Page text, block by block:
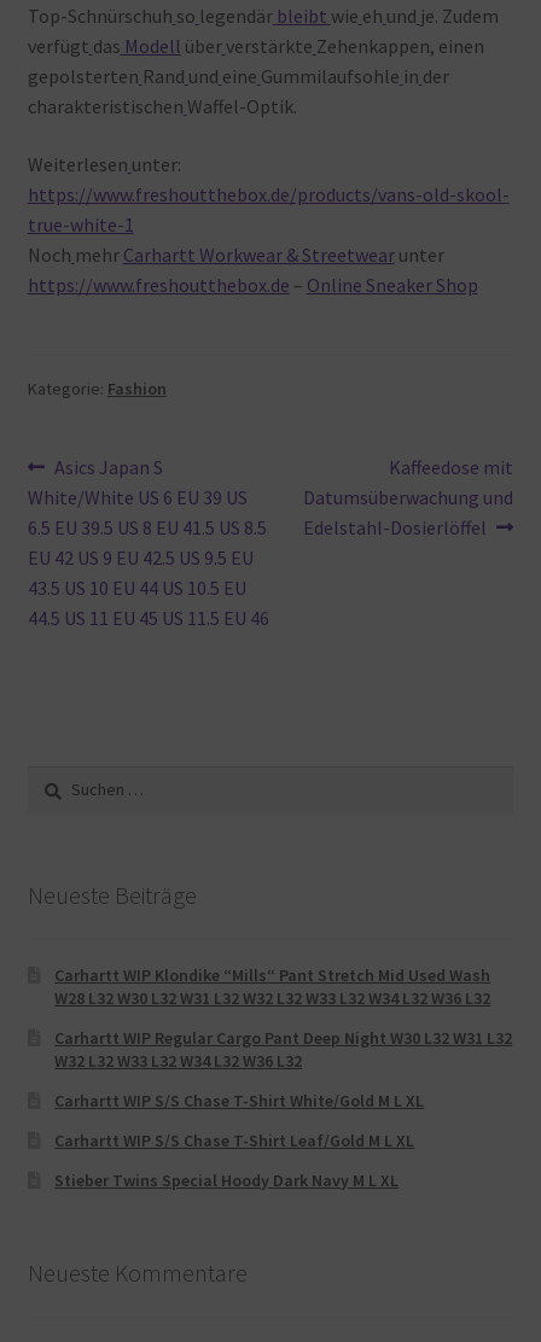
Top-Schnürschuh so legendär bleibt wie eh und je. Zudem
verfügt das Modell überverstärkte Zehenkappen, einen
gepolsterten Rand und eine Gummilaufsohle in der
charakteristischen Waffel-Optik.
Weiterlesen unter:
https://www.freshoutthebox.de/products/vans-old-skool-
true-white-1
Noch mehr Carhartt Workwear & Streetwearunter
https://www.freshoutthebox.de – Online Sneaker Shop
Kategorie: Fashion
Beitragsnavigation
Vorheriger
Beitrag:
Asics Japan S
White/White US 6 EU 39 US
6.5 EU 39.5 US 8 EU 41.5 US 8.5
EU 42 US 9 EU 42.5 US 9.5 EU
43.5 US 10 EU 44 US 10.5 EU
44.5 US 11 EU 45 US 11.5 EU 46
Nächster
Beitrag:
Kaffeedose mit
Datumsüberwachung und
Edelstahl-Dosierlöffel
Suche
nach:
Neueste Beiträge
Carhartt WIP Klondike “Mills“ Pant Stretch Mid Used Wash
W28 L32 W30 L32 W31 L32 W32 L32 W33 L32 W34 L32 W36 L32
Carhartt WIP Regular Cargo Pant Deep Night W30 L32 W31 L32
W32 L32 W33 L32 W34 L32 W36 L32
Carhartt WIP S/S Chase T-Shirt White/Gold M L XL
Carhartt WIP S/S Chase T-Shirt Leaf/Gold M L XL
Stieber Twins Special Hoody Dark Navy M L XL
Neueste Kommentare